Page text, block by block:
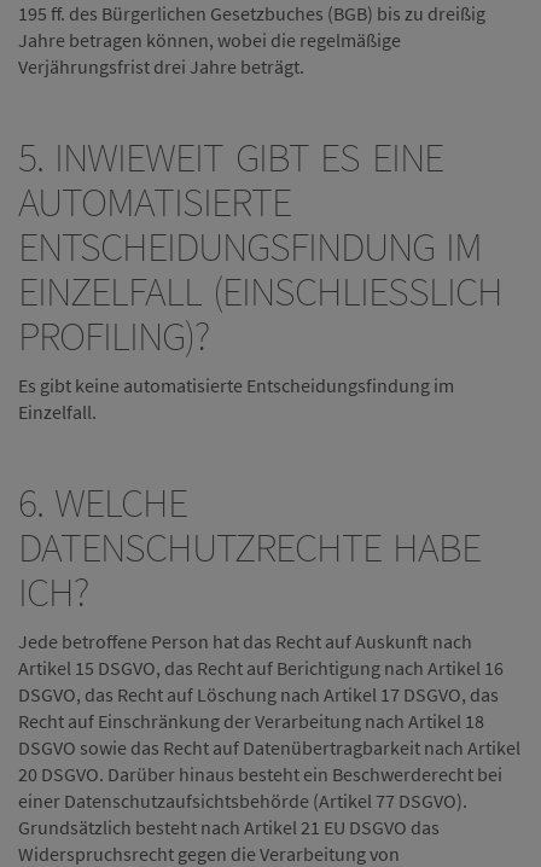
195 ff. des Bürgerlichen Gesetzbuches (BGB) bis zu dreißig
Jahre betragen können, wobei die regelmäßige
Verjährungsfrist drei Jahre beträgt.
5. INWIEWEIT GIBT ES EINE
AUTOMATISIERTE
ENTSCHEIDUNGSFINDUNG IM
EINZELFALL (EINSCHLIESSLICH P
ROFILING)?
Es gibt keine automatisierte Entscheidungsfindung im
Einzelfall.
6. WELCHE
DATENSCHUTZRECHTE HABE
ICH?
Jede betroffene Person hat das Recht auf Auskunft nach
Artikel 15 DSGVO, das Recht auf Berichtigung nach Artikel 16
DSGVO, das Recht auf Löschung nach Artikel 17 DSGVO, das
Recht auf Einschränkung der Verarbeitung nach Artikel 18
DSGVO sowie das Recht auf Datenübertragbarkeit nach Artikel
20 DSGVO. Darüber hinaus besteht ein Beschwerderecht bei
einer Datenschutzaufsichtsbehörde (Artikel 77 DSGVO).
Grundsätzlich besteht nach Artikel 21 EU DSGVO das
Widerspruchsrecht gegen die Verarbeitung von